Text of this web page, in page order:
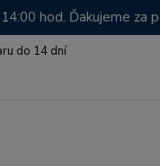
hod. Ďakujeme za
do 14 dní